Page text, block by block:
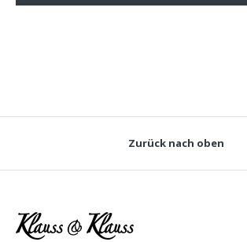
Zurück nach oben